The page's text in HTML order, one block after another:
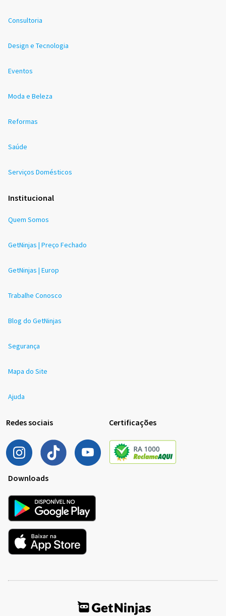
Consultoria
Design e Tecnologia
Eventos
Moda e Beleza
Reformas
Saúde
Serviços Domésticos
Institucional
Quem Somos
GetNinjas | Preço Fechado
GetNinjas | Europ
Trabalhe Conosco
Blog do GetNinjas
Segurança
Mapa do Site
Ajuda
Redes sociais Certificações
Downloads